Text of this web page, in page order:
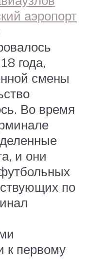
аэропорт
года,
смены
Во время
и они
по
к первому